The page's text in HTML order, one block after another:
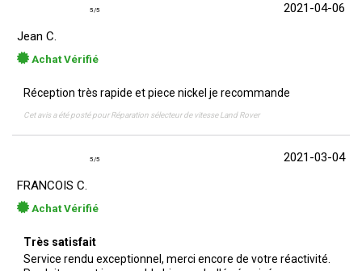
5/5
2021-04-06
Jean C.
Achat Vérifié
Réception très rapide et piece nickel je recommande
Cet avis a été posté pourRéparation sélecteur de vitesse Land Rover
5/5
2021-03-04
FRANCOIS C.
Achat Vérifié
Très satisfait
Service rendu exceptionnel, merci encore de votre réactivité.